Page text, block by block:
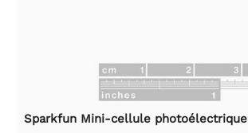
Sparkfun Mini-cellule photoélectrique